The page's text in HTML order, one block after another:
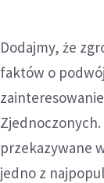
Dodajmy, że
faktów o
przekazywane
jedno z